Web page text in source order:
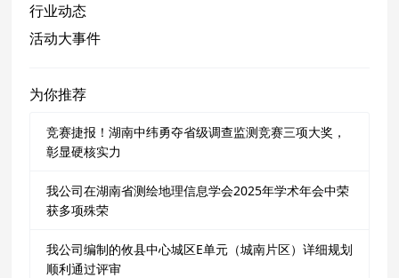
行业动态
活动大事件
为你推荐
竞赛捷报！湖南中纬勇夺省级调查监测竞赛三项大奖，
彰显硬核实力
我公司在湖南省测绘地理信息学会2025年学术年会中荣
获多项殊荣
我公司编制的攸县中心城区E单元（城南片区）详细规划
顺利通过评审